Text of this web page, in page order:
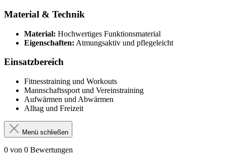
Material & Technik
Material: Hochwertiges Funktionsmaterial
Eigenschaften: Atmungsaktiv und pflegeleicht
Einsatzbereich
Fitnesstraining und Workouts
Mannschaftssport und Vereinstraining
Aufwärmen und Abwärmen
Alltag und Freizeit
Menü schließen
0 von 0 Bewertungen